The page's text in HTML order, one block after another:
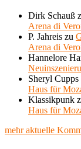
Dirk Schauß
Arena di
P. Jahreis zu
Arena di
Hannelore
Sheryl Cupps
Haus für
Klassikpunk
Haus für
mehr aktuelle